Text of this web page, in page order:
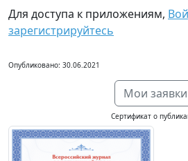
Для доступа к приложениям,
зарегистрируйтесь
Опубликовано: 30.06.2021
Мои заявки
Сертификат о